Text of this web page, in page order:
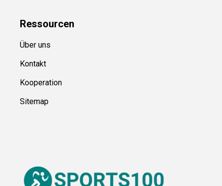
Ressourcen
Über uns
Kontakt
Kooperation
Sitemap